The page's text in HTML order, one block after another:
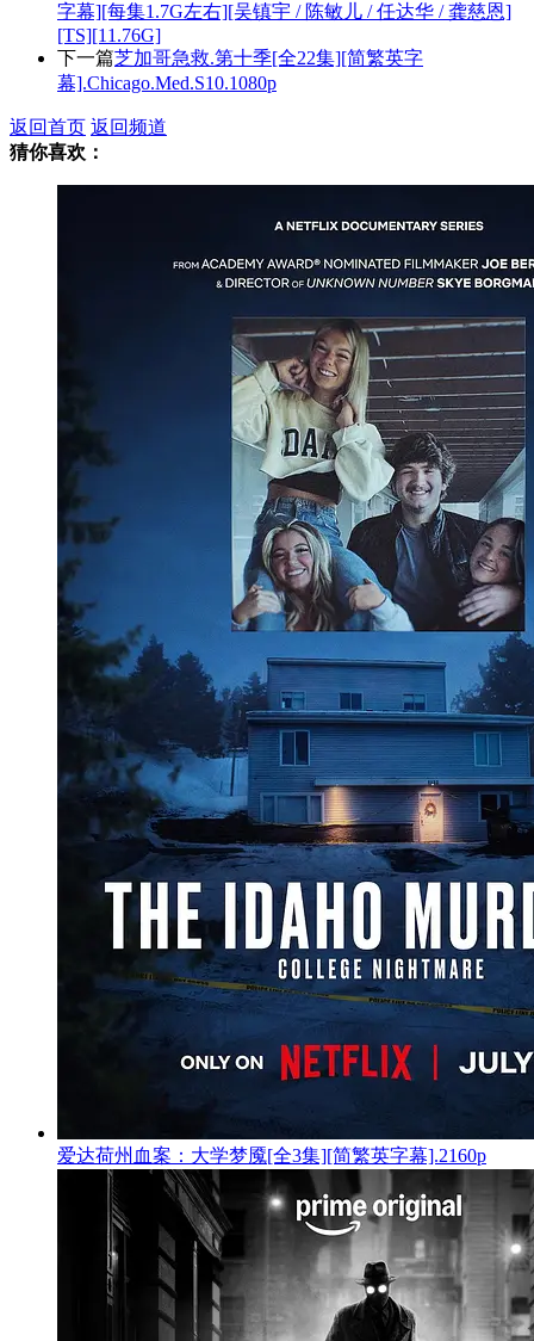
字幕][每集1.7G左右][吴镇宇 / 陈敏儿 / 任达华 / 龚慈恩]
[TS][11.76G]
下一篇芝加哥急救.第十季[全22集][简繁英字
幕].Chicago.Med.S10.1080p
返回首页 返回频道
猜你喜欢：
爱达荷州血案：大学梦魇[全3集][简繁英字幕].2160p